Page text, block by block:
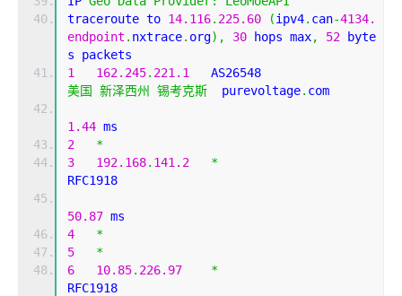
traceroute to 14.116. 225.60 (ipv4. can-4134.
endpoint . nxtrace. org), 30 hops max, 52 byte
s packets
1
162.245. 221.1
美国
新泽西州 锡考克斯
  purevoltage
. com
1.44 ms
2
*
3
192.168. 141.2
*
RFC1918
50.87 ms
4
*
5
*
6
10.85. 226.97
*
RFC1918